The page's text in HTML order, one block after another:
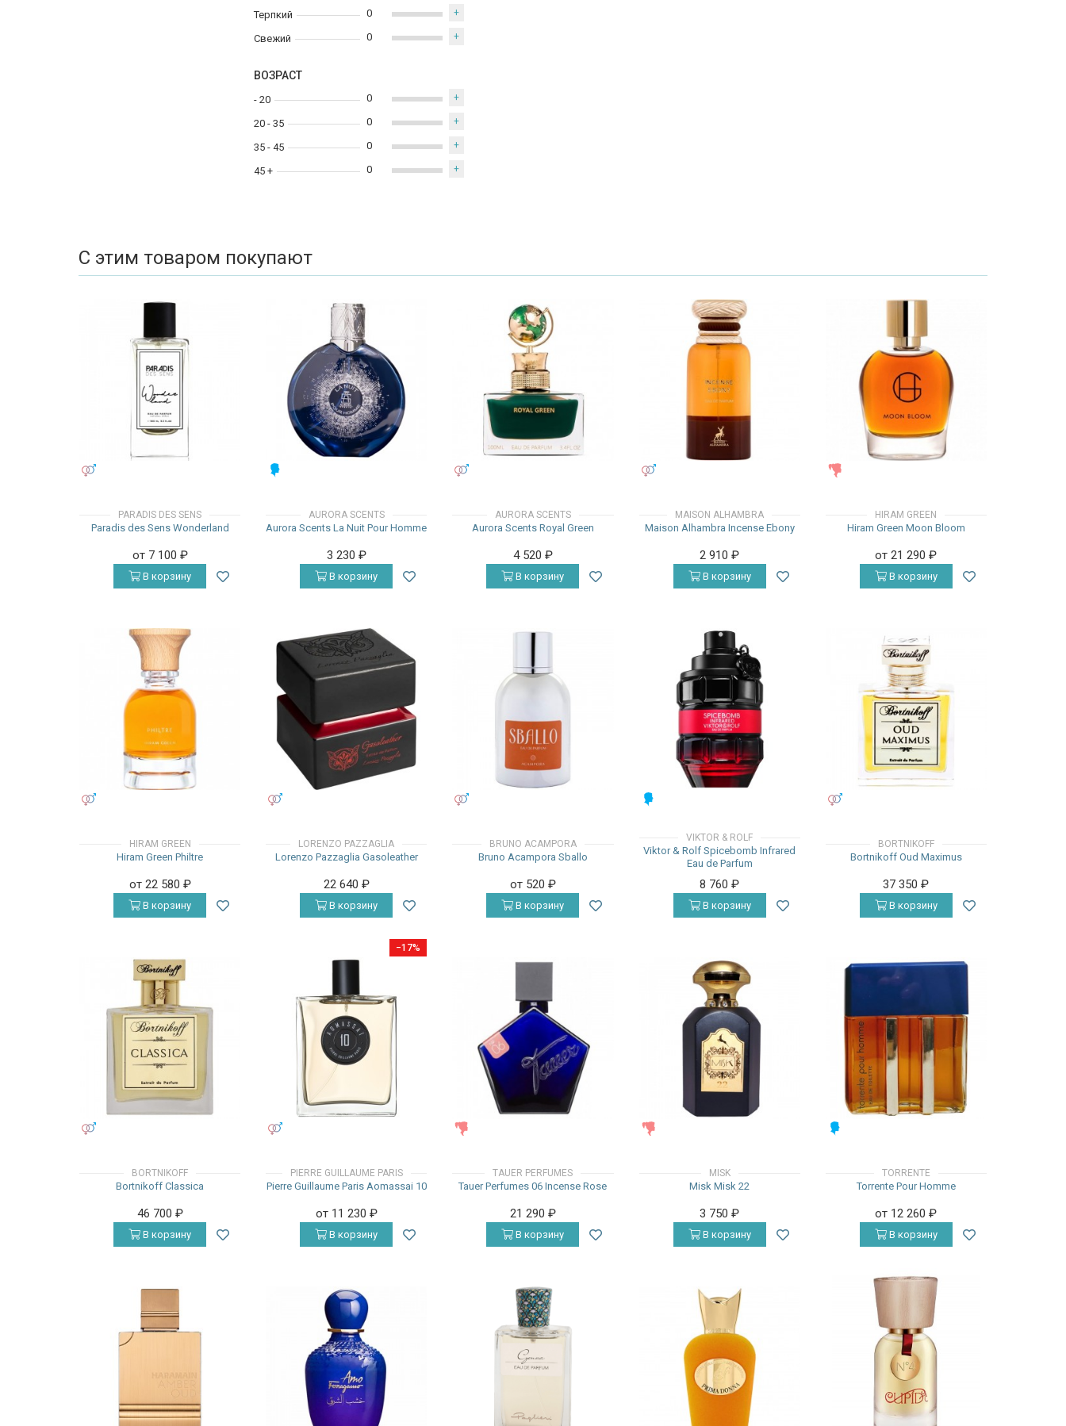
Терпкий
Свежий
0 +
0 +
ВОЗРАСТ
- 20
20 - 35
35 - 45
45 +
0 +
0 +
0 +
0 +
С этим товаром покупают
PARADIS DES SENS
Paradis des Sens Wonderland
от 7 100 ₽
В корзину
AURORA SCENTS
Aurora Scents La Nuit Pour Homme
3 230 ₽
В корзину
AURORA SCENTS
Aurora Scents Royal Green
4 520 ₽
В корзину
MAISON ALHAMBRA
Maison Alhambra Incense Ebony
2 910₽
В корзину
HIRAM GREEN
Hiram Green Moon Bloom
от 21 290₽
В корзину
HIRAM GREEN
Hiram Green Philtre
от 22 580 ₽
В корзину
LORENZO PAZZAGLIA
Lorenzo Pazzaglia Gasoleather
22 640 ₽
В корзину
BRUNO ACAMPORA
Bruno Acampora Sballo
от 520 ₽
В корзину
VIKTOR & ROLF
Viktor & Rolf Spicebomb Infrared
Eau de Parfum
8 760₽
В корзину
BORTNIKOFF
Bortnikoff Oud Maximus
37 350₽
В корзину
BORTNIKOFF
Bortnikoff Classica
46 700 ₽
В корзину
−17%
PIERRE GUILLAUME PARIS
Pierre Guillaume Paris Aomassai 10
от 11 230 ₽
В корзину
TAUER PERFUMES
Tauer Perfumes 06 Incense Rose
21 290 ₽
В корзину
MISK
Misk Misk 22
3 750₽
В корзину
TORRENTE
Torrente Pour Homme
от 12 260₽
В корзину